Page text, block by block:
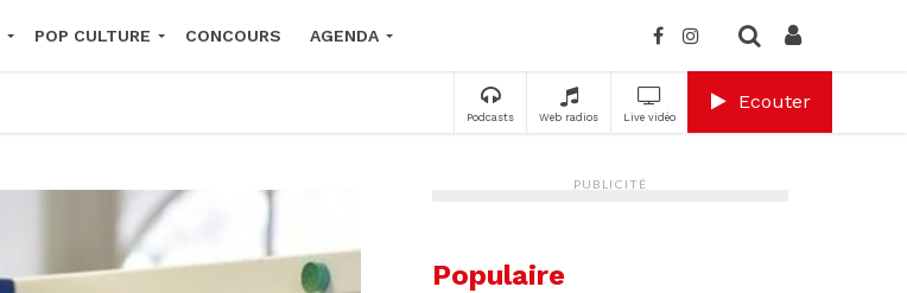
POP CULTURE CONCOURS AGENDA
Podcasts Web radios Live vidéo
Ecouter
PUBLICITÉ
Populaire